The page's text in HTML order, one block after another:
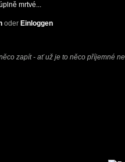
mrtvé...
oder Einloggen
zapít - ať už je to něco příjemné